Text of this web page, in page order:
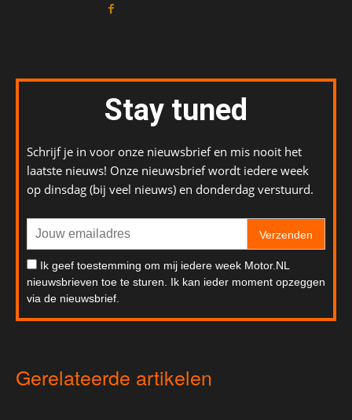
Stay tuned
Schrijf je in voor onze nieuwsbrief en mis nooit het
laatste nieuws! Onze nieuwsbrief wordt iedere week
op dinsdag (bij veel nieuws) en donderdag verstuurd.
Verzenden
Ik geef toestemming om mij iedere week Motor.NL
nieuwsbrieven toe te sturen. Ik kan ieder moment opzeggen
via de nieuwsbrief.
Gerelateerde artikelen